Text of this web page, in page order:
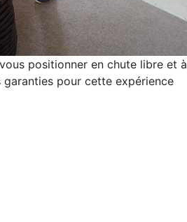
positionner en chute libre et à
garanties pour cette expérience